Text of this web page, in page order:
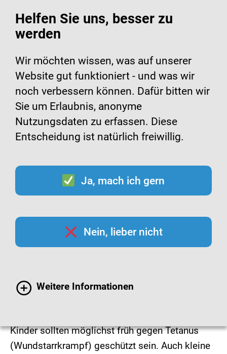
Helfen Sie uns, besser zu
werden
Wir möchten wissen, was auf unserer
Website gut funktioniert - und was wir
noch verbessern können. Dafür bitten wir
Sie um Erlaubnis, anonyme
Nutzungsdaten zu erfassen. Diese
Entscheidung ist natürlich freiwillig.
Ja, mach ich gern
Nein, lieber nicht
Weitere Informationen
Tetanus-Impfung bei
Kindern
© iStock.com / RyanJLane
Kinder sollten möglichst früh gegen Tetanus
(Wundstarrkrampf) geschützt sein. Auch kleine